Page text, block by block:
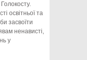
освітньої та
засвоїти
ненависті,
у